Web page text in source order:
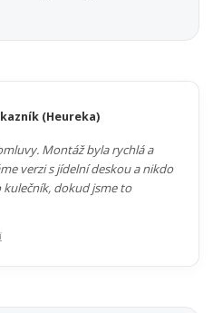
(Heureka)
Montáž byla rychlá a
verzi s jídelní deskou a nikdo
kulečník, dokud jsme to